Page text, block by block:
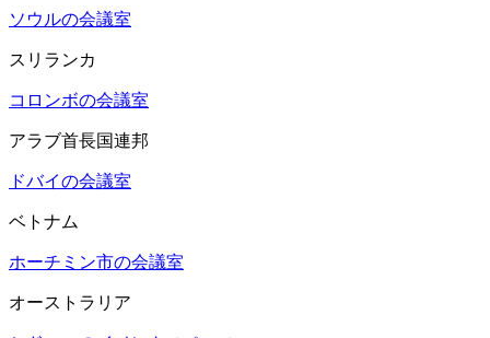
ソウルの会議室
スリランカ
コロンボの会議室
アラブ首長国連邦
ドバイの会議室
ベトナム
ホーチミン市の会議室
オーストラリア